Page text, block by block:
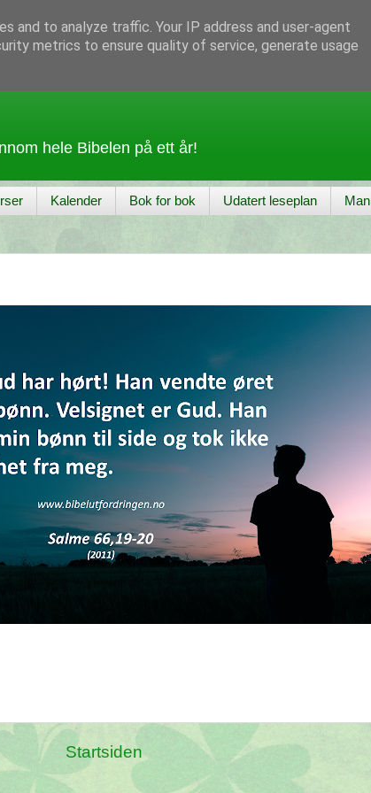
hele Bibelen på ett år!
Kalender Bok for bok Udatert leseplan
Startsiden
and to analyze traffic. Your IP address and user-agent
metrics to ensure quality of service, generate usage